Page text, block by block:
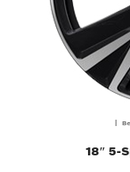
|
18″ 5-